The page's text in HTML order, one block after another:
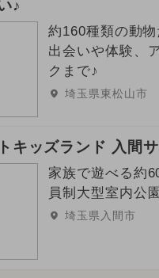
♪
約160種類の動
出会いや体験、
クまで♪
埼玉県東松山市
キッズランド 入間
家族で遊べる約
員制大型室内公園
埼玉県入間市